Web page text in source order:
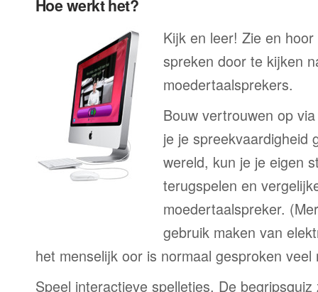
Hoe werkt het?
Kijk en leer! Zie en
spreken door te kijken
moedertaalsprekers.
Bouw vertrouwen op
je je spreekvaardigheid
wereld, kun je je eigen
terugspelen en
moedertaalspreker.
gebruik maken van
het menselijk oor is normaal gesproken veel
Speel interactieve spelletjes. De